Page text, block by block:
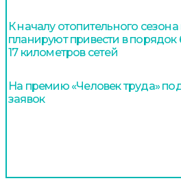
К началу отопительного
планируют привести в
17 километров сетей
На премию «Человек труда»
заявок